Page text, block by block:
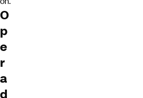
O
p
e
r
a
d